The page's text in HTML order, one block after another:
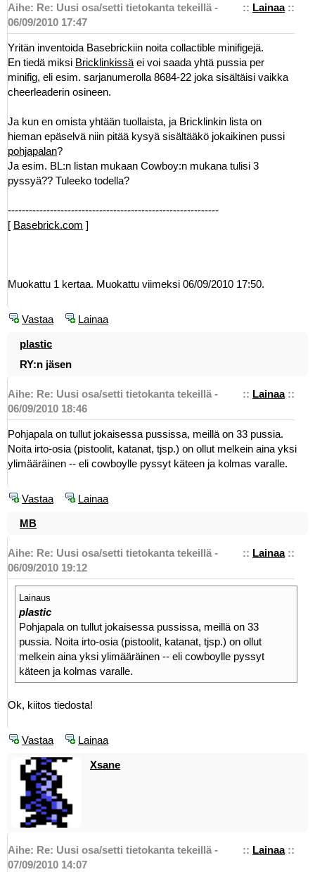
:: Lainaa::
Aihe: Re: Uusi osa/setti tietokanta tekeillä -
06/09/2010 17:47
Yritän inventoida Basebrickiin noita collactible minifigejä.
En tiedä miksi Bricklinkissä ei voi saada yhtä pussia per
minifig, eli esim. sarjanumerolla 8684-22 joka sisältäisi vaikka
cheerleaderin osineen.
Ja kun en omista yhtään tuollaista, ja Bricklinkin lista on
hieman epäselvä niin pitää kysyä sisältääkö jokaikinen pussi
pohjapalan?
Ja esim. BL:n listan mukaan Cowboy:n mukana tulisi 3
pyssyä?? Tuleeko todella?
------------------------------------------------------------
[ Basebrick.com ]
Muokattu 1 kertaa. Muokattu viimeksi 06/09/2010 17:50.
Vastaa Lainaa
plastic
RY:n jäsen
:: Lainaa::
Aihe: Re: Uusi osa/setti tietokanta tekeillä -
06/09/2010 18:46
Pohjapala on tullut jokaisessa pussissa, meillä on 33 pussia.
Noita irto-osia (pistoolit, katanat, tjsp.) on ollut melkein aina yksi
ylimääräinen -- eli cowboylle pyssyt käteen ja kolmas varalle.
Vastaa Lainaa
MB
:: Lainaa::
Aihe: Re: Uusi osa/setti tietokanta tekeillä -
06/09/2010 19:12
Lainaus
plastic
Pohjapala on tullut jokaisessa pussissa, meillä on 33
pussia. Noita irto-osia (pistoolit, katanat, tjsp.) on ollut
melkein aina yksi ylimääräinen -- eli cowboylle pyssyt
käteen ja kolmas varalle.
Ok, kiitos tiedosta!
Vastaa Lainaa
Xsane
:: Lainaa::
Aihe: Re: Uusi osa/setti tietokanta tekeillä -
07/09/2010 14:07